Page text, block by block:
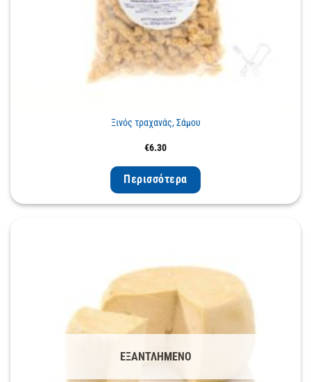
Ξινός τραχανάς, Σάμου
€6.30
Περισσότερα
ΕΞΑΝΤΛΗΜΈΝΟ